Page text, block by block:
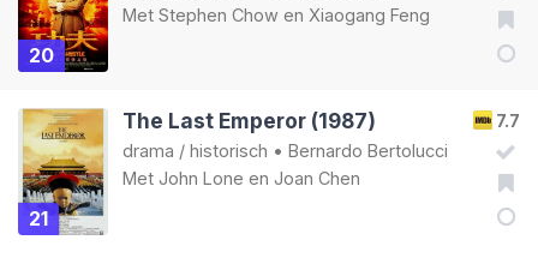
20
Met Stephen Chow en Xiaogang Feng
21
7.7
The Last Emperor (1987)
drama / historisch • Bernardo Bertolucci
Met John Lone en Joan Chen